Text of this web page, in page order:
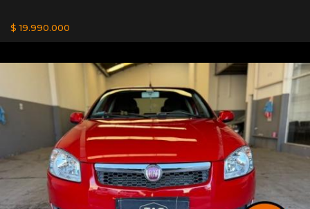
$ 19.990.000